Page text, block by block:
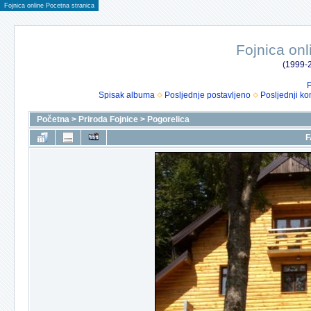
Fojnica online Pocetna stranica
Fojnica
(1999-
Spisak albuma
Posljednje postavljeno Posljednji
Početna > Priroda Fojnice > Pogorelica